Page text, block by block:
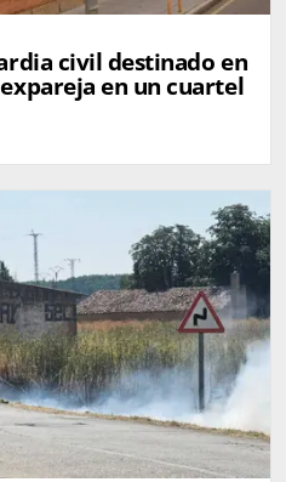
civil destinado en
en un cuartel